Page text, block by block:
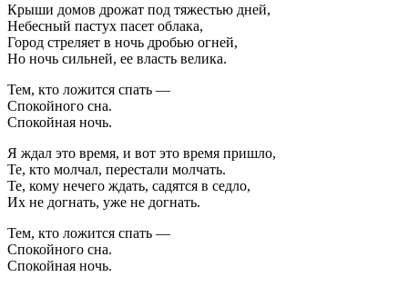
Крыши домов дрожат под тяжестью дней,
Небесный пастух пасет облака,
Город стреляет в ночь дробью огней,
Но ночь сильней, ее власть велика.
Тем, кто ложится спать —
Спокойного сна.
Спокойная ночь.
Я ждал это время, и вот это время пришло,
Те, кто молчал, перестали молчать.
Те, кому нечего ждать, садятся в седло,
Их не догнать, уже не догнать.
Тем, кто ложится спать —
Спокойного сна.
Спокойная ночь.